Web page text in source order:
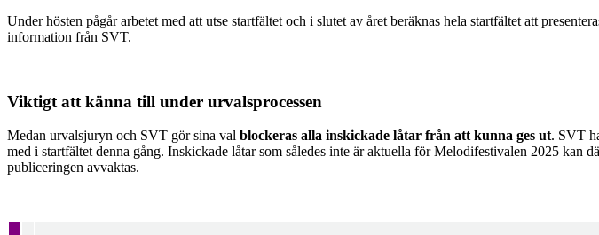
Under hösten pågår arbetet med att utse startfältet och i slutet av året beräknas hela startfältet att
information från SVT.
Viktigt att känna till under urvalsprocessen
Medan urvalsjuryn och SVT gör sina val blockeras alla inskickade låtar från att kunna ges ut. SVT
med i startfältet denna gång. Inskickade låtar som således inte är aktuella för Melodifestivalen 2025 kan
publiceringen avvaktas.